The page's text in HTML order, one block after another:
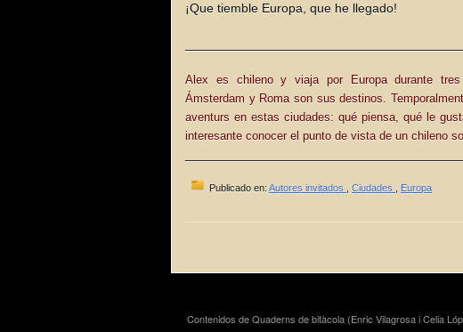
¡Que tiemble Europa, que he llegado!
Alex es chileno y viaja por Europa durante
Ámsterdam y Roma son sus destinos.
aventurs en estas ciudades: qué piensa, qué le
interesante conocer el punto de vista de un chileno
Publicado en: Autores invitados Ciudades Europa
Contenidos de Quaderns de bitàcola (Enric Vilagrosa i Celia